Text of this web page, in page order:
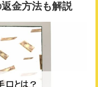
金方法も解説